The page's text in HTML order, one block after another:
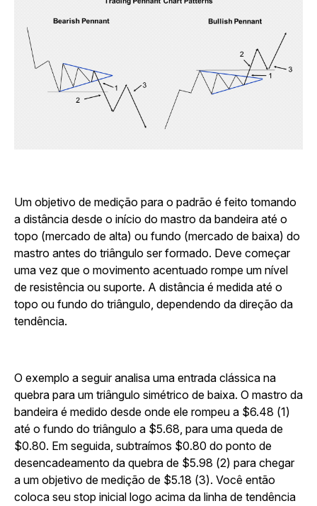
Um objetivo de medição para o padrão é feito tomando
a distância desde o início do mastro da bandeira até o
topo (mercado de alta) ou fundo (mercado de baixa) do
mastro antes do triângulo ser formado. Deve começar
uma vez que o movimento acentuado rompe um nível
de resistência ou suporte. A distância é medida até o
topo ou fundo do triângulo, dependendo da direção da
tendência.
O exemplo a seguir analisa uma entrada clássica na
quebra para um triângulo simétrico de baixa. O mastro da
bandeira é medido desde onde ele rompeu a $6.48 (1)
até o fundo do triângulo a $5.68, para uma queda de
$0.80. Em seguida, subtraímos $0.80 do ponto de
desencadeamento da quebra de $5.98 (2) para chegar
a um objetivo de medição de $5.18 (3). Você então
coloca seu stop inicial logo acima da linha de tendência